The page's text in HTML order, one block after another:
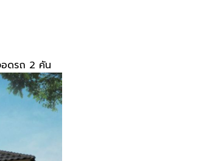
ดรถ 2 คัน